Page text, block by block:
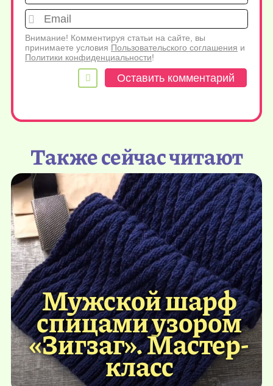
Внимание! Комментируя статьи на сайте, вы
принимаете условия Пользовательского соглашения и
Политики конфиденциальности!
Также сейчас читают
Мужской шарф
спицами узором
«Зигзаг». Мастер-
класс